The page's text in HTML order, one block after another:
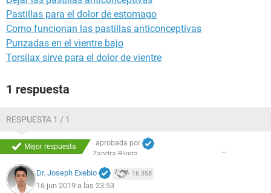
Pastillas para el dolor de estomago
Como funcionan las pastillas anticonceptivas
Punzadas en el vientre bajo
Torsilax sirve para el dolor de vientre
1 respuesta
RESPUESTA 1 / 1
Mejor respuesta
aprobada por
Zandra Rivera
Dr. Joseph Exebio 16.358
16 jun 2019 a las 23:53